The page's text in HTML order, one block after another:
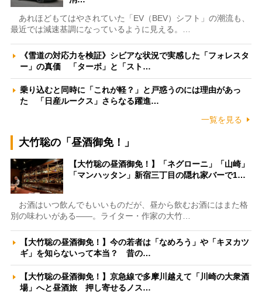
あれほどもてはやされていた「EV（BEV）シフト」の潮流も、
最近では減速基調になっているように見える。…
《雪道の対応力を検証》シビアな状況で実感した「フォレスタ
ー」の真価 「ターボ」と「スト…
乗り込むと同時に「これが軽？」と戸惑うのには理由があっ
た 「日産ルークス」さらなる躍進…
一覧を見る
大竹聡の「昼酒御免！」
【大竹聡の昼酒御免！】「ネグローニ」「山崎」
「マンハッタン」新宿三丁目の隠れ家バーで1…
お酒はいつ飲んでもいいものだが、昼から飲むお酒にはまた格
別の味わいがある――。ライター・作家の大竹…
【大竹聡の昼酒御免！】今の若者は「なめろう」や「キヌカツ
ギ」を知らないって本当？ 昔の…
【大竹聡の昼酒御免！】京急線で多摩川越えて「川崎の大衆酒
場」へと昼酒旅 押し寄せるノス…